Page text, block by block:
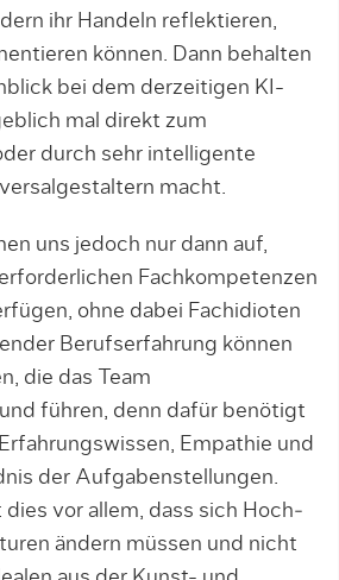
ihr Handeln reflektieren,
können. Dann behalten
bei dem derzeitigen KI-
mal direkt zum
durch sehr intelligente
macht.
uns jedoch nur dann auf,
Fachkompeten­zen
ohne dabei Fach­idioten
Berufserfahrung können
die das Team
führen, denn dafür benötigt
Empathie und
der Aufgabenstellungen.
dies vor allem, dass sich Hoch­
ändern müssen und nicht